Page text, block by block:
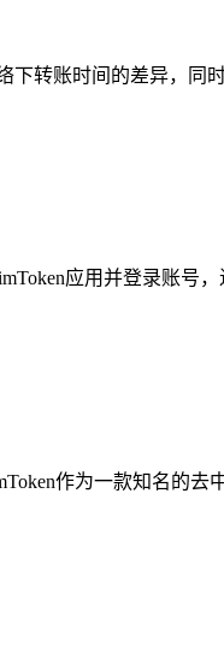
转账时间的差异，同
应用并登录账号
作为一款知名的